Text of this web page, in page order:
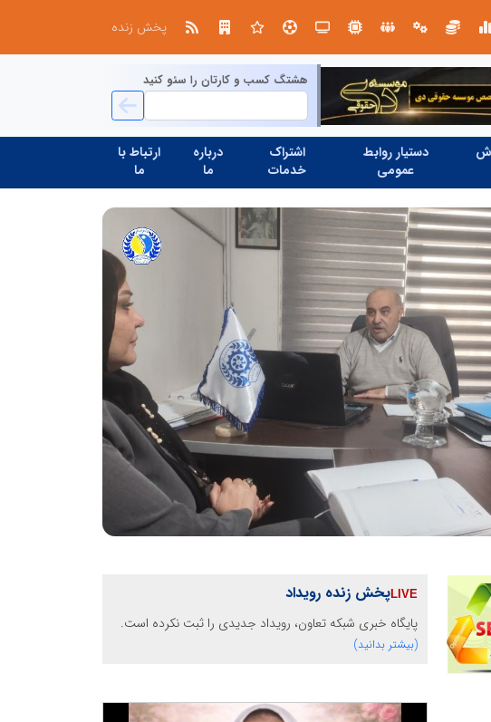
می‌شود
پخش زنده
هشتگ کسب و کارتان را سئو کنید
دستیار روابط
عمومی
اشتراک
خدمات
درباره
ما
ارتباط با
ما
پخش زنده رویداد
پایگاه خبری شبکه تعاون، رویداد جدیدی را ثبت نکرده است.
(بیشتر بدانید)